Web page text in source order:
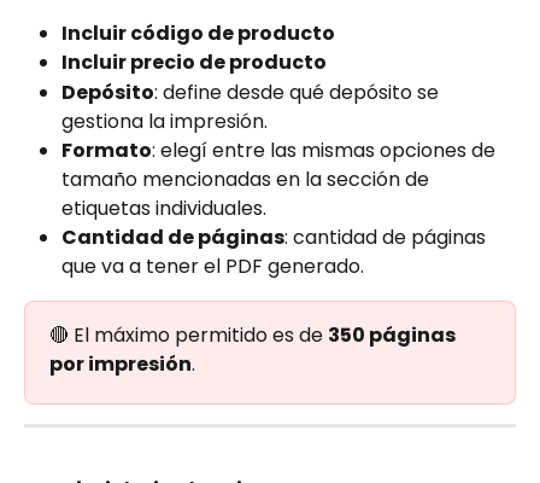
Incluir código de producto
Incluir precio de producto
Depósito: define desde qué depósito se
gestiona la impresión.
Formato: elegí entre las mismas opciones de
tamaño mencionadas en la sección de
etiquetas individuales.
Cantidad de páginas: cantidad de páginas
que va a tener el PDF generado.
🔴 El máximo permitido es de 350 páginas
por impresión.